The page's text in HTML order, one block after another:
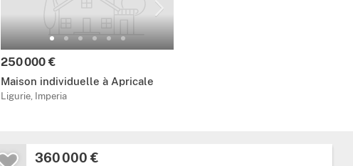
250 000 €
Maison individuelle à Apricale
Ligurie, Imperia
360 000 €